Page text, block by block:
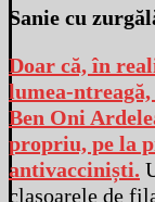
Sanie cu
Doar că, în
lumea-
Ben Oni
propriu, pe la
antivacciniști.
clasoarele de